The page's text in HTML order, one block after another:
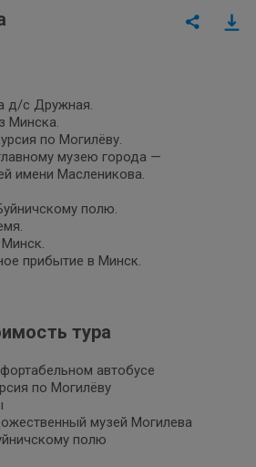
д/с Дружная.
Минска.
по Могилёву.
музею города —
имени Масленикова.
полю.
прибытие в Минск.
тура
автобусе
по Могилёву
музей Могилева
полю